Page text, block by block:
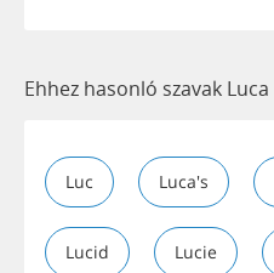
Ehhez hasonló szavak Luca
Luc Luca's
Lucid Lucie